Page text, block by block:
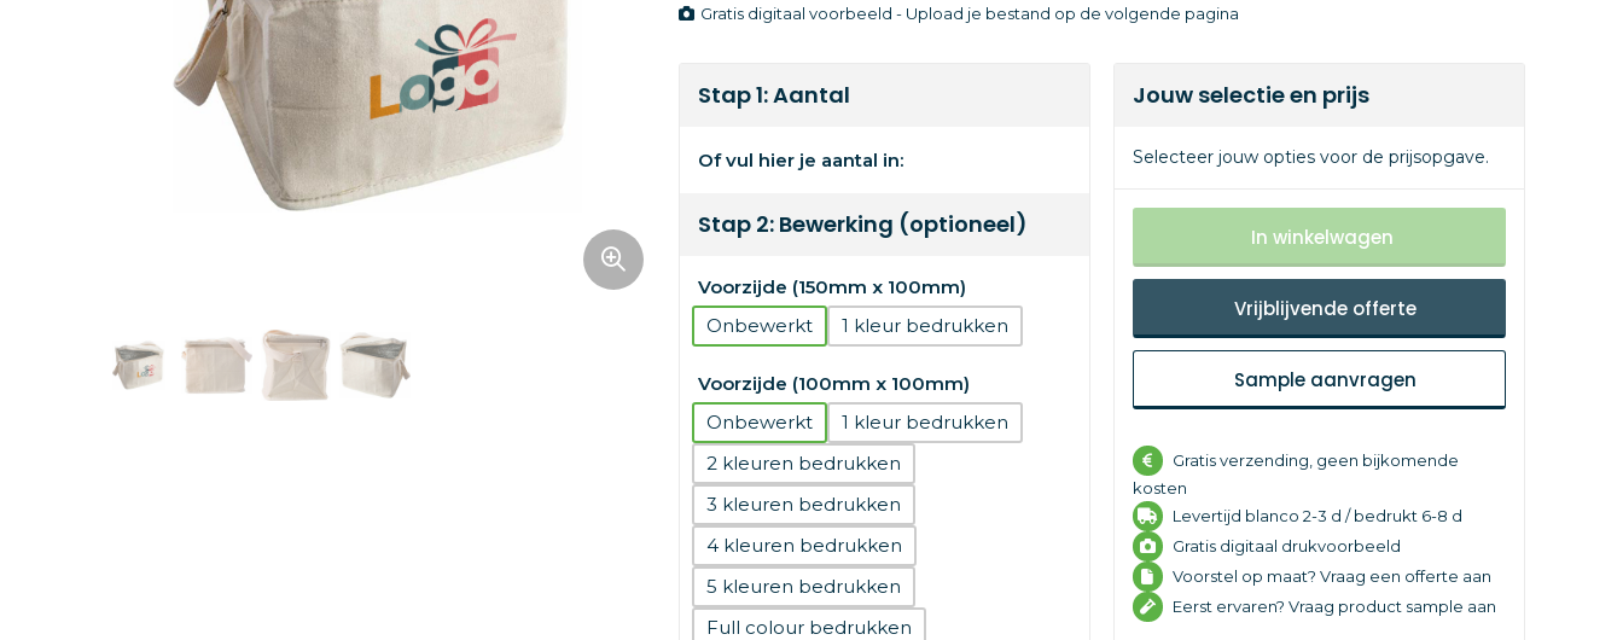
Gratis digitaal voorbeeld - Upload je bestand op de volgende pagina
Stap 1: Aantal
Of vul hier je aantal in:
Stap 2: Bewerking (optioneel)
Voorzijde (150mm x 100mm)
Onbewerkt
1
Voorzijde (100mm x 100mm)
Onbewerkt
1
2
3
4
5
Full colour
Jouw selectie en prijs
Selecteer jouw opties voor de prijsopgave.
In winkelwagen
Vrijblijvende offerte
Sample aanvragen
Gratis verzending, geen bijkomende
kosten
Levertijd blanco 2-3 d / bedrukt 6-8 d
Gratis digitaal drukvoorbeeld
Voorstel op maat? Vraag een offerte aan
Eerst ervaren? Vraag product sample aan